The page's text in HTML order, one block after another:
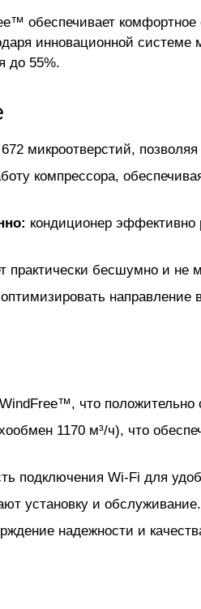
обеспечивает
инновационной системе
до 55%.
микроотверстий,
компрессора,
кондиционер эффективно
практически бесшумно и не
что положительно
1170 м³/ч), что
подключения Wi-Fi для
установку и обслуживание.
надежности и